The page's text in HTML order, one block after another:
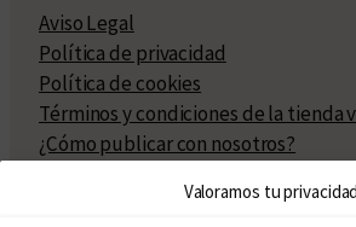
Valoramos tu privacidad
Aviso Legal
Política de privacidad
Política de cookies
Términos y condiciones de la tienda
¿Cómo publicar con nosotros?
Políticas de publicación